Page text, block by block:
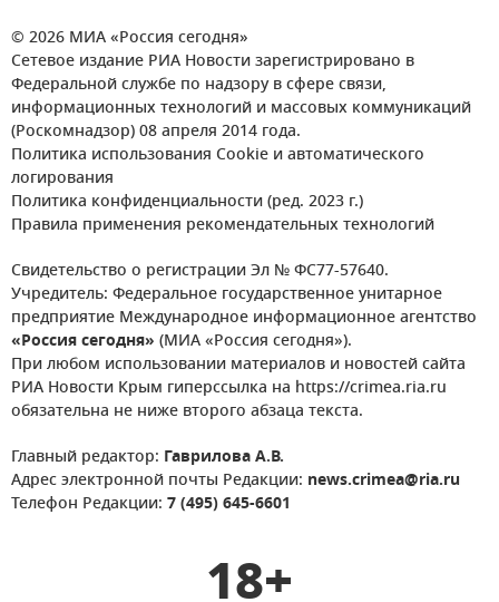
© 2026 МИА «Россия сегодня»
Сетевое издание РИА Новости зарегистрировано в
Федеральной службе по надзору в сфере связи,
информационных технологий и массовых коммуникаций
(Роскомнадзор) 08 апреля 2014 года.
Политика использования Cookie и автоматического
логирования
Политика конфиденциальности (ред. 2023 г.)
Правила применения рекомендательных технологий
Свидетельство о регистрации Эл № ФС77-57640.
Учредитель: Федеральное государственное унитарное
предприятие Международное информационное агентство
«Россия сегодня» (МИА «Россия сегодня»).
При любом использовании материалов и новостей сайта
РИА Новости Крым гиперссылка на https://crimea.ria.ru
обязательна не ниже второго абзаца текста.
Главный редактор: Гаврилова А.В.
Адрес электронной почты Редакции: news.crimea@ria.ru
Телефон Редакции: 7 (495) 645-6601